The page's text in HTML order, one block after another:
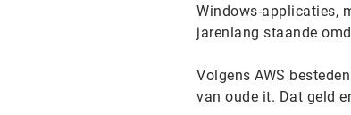
Windows-applicaties,
jarenlang staande
Volgens AWS
van oude it. Dat geld